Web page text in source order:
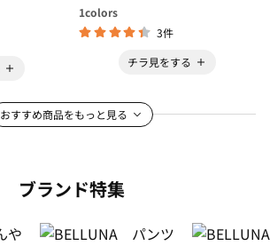
1colors
3件
チラ見をする
おすすめ商品をもっと見る
ブランド特集